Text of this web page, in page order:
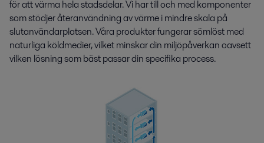
för att värma hela stadsdelar. Vi har till och med komponenter
som stödjer återanvändning av värme i mindre skala på
slutanvändarplatsen. Våra produkter fungerar sömlöst med
naturliga köldmedier, vilket minskar din miljöpåverkan oavsett
vilken lösning som bäst passar din specifika process.